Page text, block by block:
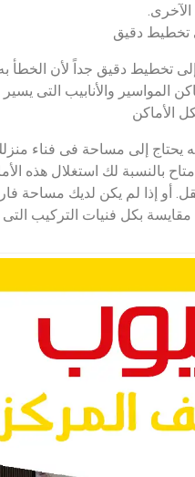
الآخرى.
تخطيط دقيق
تخطيط دقيق جداً لأن الخطأ
المواسير والأنابيب التى يسير
الأماكن
يحتاج إلى مساحة فى فناء
بالنسبة لك استغلال هذه
إذا لم يكن لديك مساحة
مقايسة بكل فنيات التركيب